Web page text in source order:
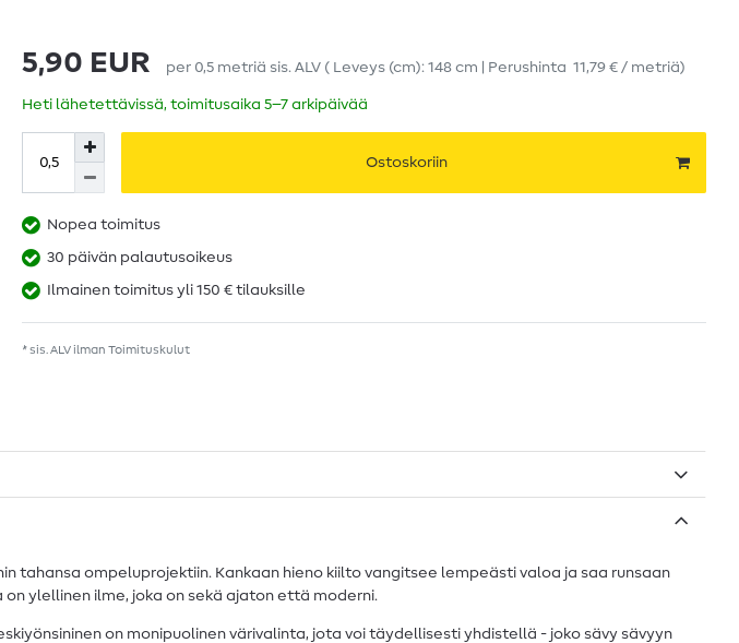
5,90 EUR per 0,5 metriä sis. ALV ( Leveys (cm): 148 cm | Perushinta 11,79 € / metriä)
Heti lähetettävissä, toimitusaika 5–7 arkipäivää
Ostoskoriin
Nopea toimitus
30 päivän palautusoikeus
Ilmainen toimitus yli 150 € tilauksille
* sis. ALV ilman Toimituskulut
tahansa ompeluprojektiin. Kankaan hieno kiilto vangitsee lempeästi valoa ja saa runsaan
ylellinen ilme, joka on sekä ajaton että moderni.
on monipuolinen värivalinta, jota voi täydellisesti yhdistellä - joko sävy sävyyn